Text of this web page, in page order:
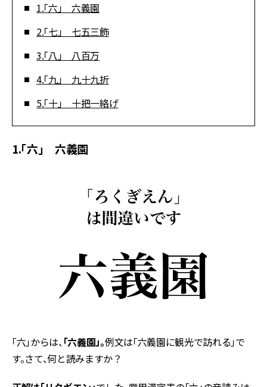
1.「六」 六義園
2.「七」 七五三飾
3.「八」 八百万
4.「九」 九十九折
5.「十」 十把一絡げ
1.「六」 六義園
「六」からは、「六義園」。例文は「六義園に観光で訪れる」で
す。さて、何と読みますか？